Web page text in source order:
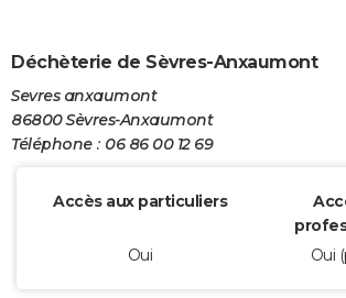
Déchèterie de Sèvres-Anxaumont
Sevres anxaumont
86800 Sèvres-Anxaumont
Téléphone : 06 86 00 12 69
Accès aux particuliers
Oui
Oui